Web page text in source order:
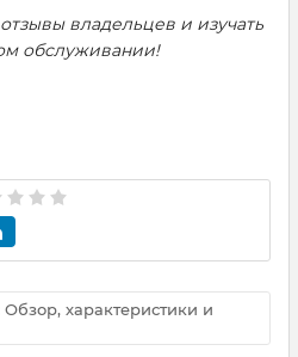
владельцев и изучать
обслуживании!
Обзор, характеристики и